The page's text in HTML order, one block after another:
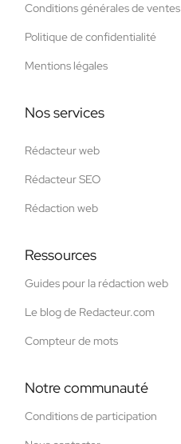
Conditions générales de ventes
Politique de confidentialité
Mentions légales
Nos services
Rédacteur web
Rédacteur SEO
Rédaction web
Ressources
Guides pour la rédaction web
Le blog de Redacteur.com
Compteur de mots
Notre communauté
Conditions de participation